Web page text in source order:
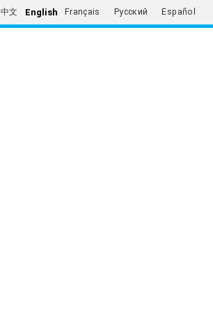
中文 English Français Русский Español